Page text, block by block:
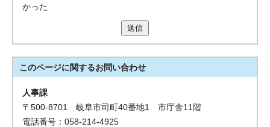
かった
送信
このページに関するお問い合わせ
人事課
〒500-8701 岐阜市司町40番地1 市庁舎11階
電話番号：058-214-4925